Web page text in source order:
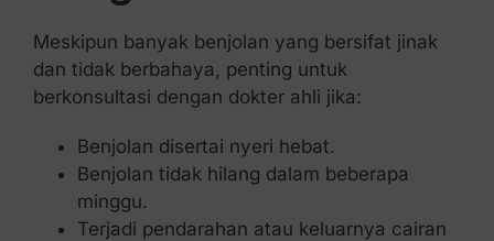
Meskipun banyak benjolan yang bersifat jinak
dan tidak berbahaya, penting untuk
berkonsultasi dengan dokter ahli jika:
Benjolan disertai nyeri hebat.
Benjolan tidak hilang dalam beberapa
minggu.
Terjadi pendarahan atau keluarnya cairan